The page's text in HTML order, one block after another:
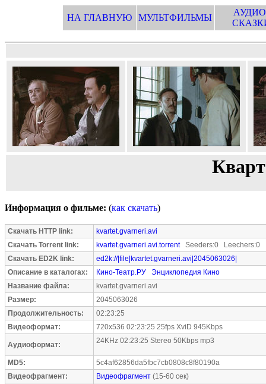
НА ГЛАВНУЮ МУЛЬТФИЛЬМЫ
Информация о фильме: (как скачать)
Скачать HTTP link:
kvartet.gvarneri.avi
Скачать Torrent link:
kvartet.gvarneri.avi.torrentSeeders:0 Leechers:0
Скачать ED2K link:
ed2k://|file|kvartet.gvarneri.avi|2045063026|
Описание в каталогах:
Кино-Театр.РУ
Энциклопедия Кино
Название файла:
kvartet.gvarneri.avi
Размер:
2045063026
Продолжительность:
02:23:25
Видеоформат:
720x536 02:23:25 25fps XviD 945Kbps
Аудиоформат: 24KHz 02:23:25 Stereo 50Kbps mp3
MD5:
5c4af62856da5fbc7cb0808c8f80190a
Видеофрагмент:
Видеофрагмент (15-60 сек)